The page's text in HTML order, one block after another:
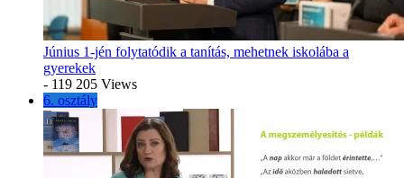
Június 1-jén folytatódik a tanítás, mehetnek iskolába a
gyerekek
- 119 205 Views
6. osztály